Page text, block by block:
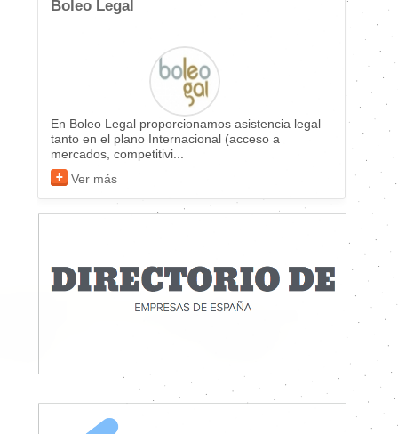
Boleo Legal
En Boleo Legal proporcionamos asistencia legal
tanto en el plano Internacional (acceso a
mercados, competitivi...
Ver más